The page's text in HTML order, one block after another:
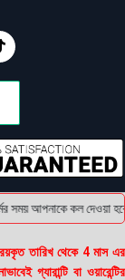
সময় আপনাকে কল দেওয়া
তারিখ থেকে 4 মাস এর
গ্যারান্টি বা ওয়ারেন্টির